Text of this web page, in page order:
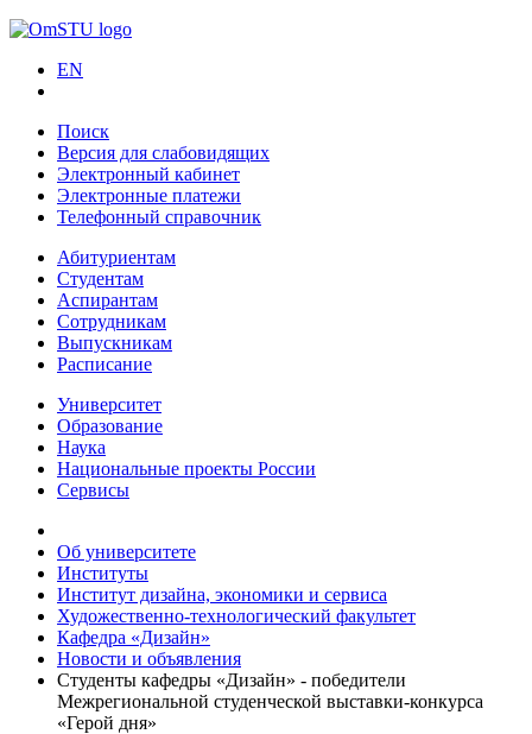
EN
Поиск
Версия для слабовидящих
Электронный кабинет
Электронные платежи
Телефонный справочник
Абитуриентам
Студентам
Аспирантам
Сотрудникам
Выпускникам
Расписание
Университет
Образование
Наука
Национальные проекты России
Сервисы
Об университете
Институты
Институт дизайна, экономики и сервиса
Художественно-технологический факультет
Кафедра «Дизайн»
Новости и объявления
Студенты кафедры «Дизайн» - победители
Межрегиональной студенческой выставки-конкурса
«Герой дня»